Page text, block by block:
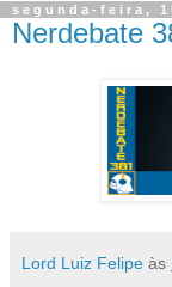
segunda-feira,
Nerdebate
Lord Luiz Felipe às